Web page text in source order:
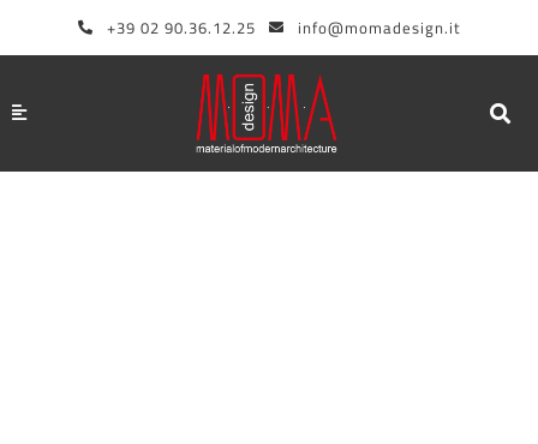
+39 02 90.36.12.25 info@momadesign.it